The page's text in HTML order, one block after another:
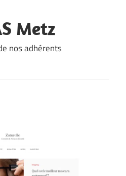
Metz
nos adhérents